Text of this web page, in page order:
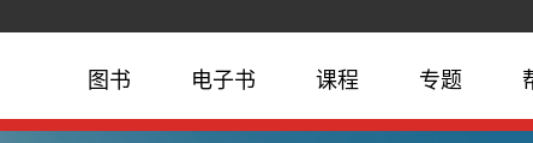
图书 电子书 课程 专题